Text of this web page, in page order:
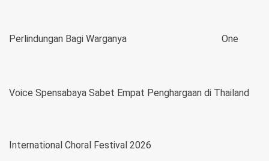
Perlindungan Bagi Warganya One
Voice Spensabaya Sabet Empat Penghargaan di Thailand
International Choral Festival 2026